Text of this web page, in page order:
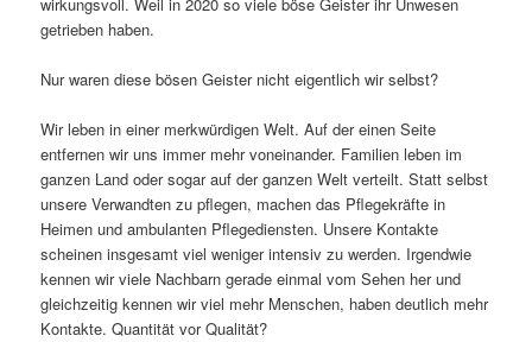
getrieben haben.
Nur waren diese bösen Geister nicht eigentlich wir selbst?
Wir leben in einer merkwürdigen Welt. Auf der einen Seite
entfernen wir uns immer mehr voneinander. Familien leben im
ganzen Land oder sogar auf der ganzen Welt verteilt. Statt selbst
unsere Verwandten zu pflegen, machen das Pflegekräfte in
Heimen und ambulanten Pflegediensten. Unsere Kontakte
scheinen insgesamt viel weniger intensiv zu werden. Irgendwie
kennen wir viele Nachbarn gerade einmal vom Sehen her und
gleichzeitig kennen wir viel mehr Menschen, haben deutlich mehr
Kontakte. Quantität vor Qualität?